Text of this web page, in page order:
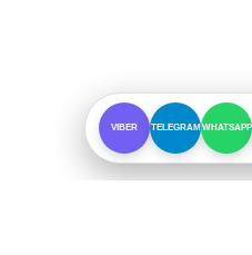
VIBER TELEGRAMWHATSAPP